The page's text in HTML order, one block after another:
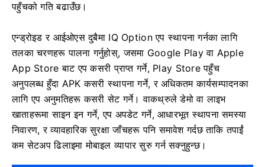
पहुँचको गति बढाउँछ।
एन्ड्रोइड र आईओएस दुबैमा IQ Option एप स्थापना गर्नका लागि
तलका चरणहरू पालना गर्नुहोस्, जसमा Google Play वा Apple
App Store बाट एप कसरी प्राप्त गर्ने, Play Store पहुँच
अनुपलब्ध हुँदा APK कसरी स्थापना गर्ने, र अधिकतम कार्यसम्पादनका
लागि एप अनुमतिहरू कसरी सेट गर्ने। वाकथ्रुले डेमो वा लाइभ
खाताहरूमा साइन इन गर्ने, एप अपडेट गर्ने, आधारभूत स्थापना समस्या
निवारण, र व्यावहारिक सुरक्षा जाँचहरू पनि समावेश गर्दछ ताकि तपाईं
कम सेटअप ढिलाइमा मोबाइल व्यापार सुरु गर्न सक्नुहुन्छ।